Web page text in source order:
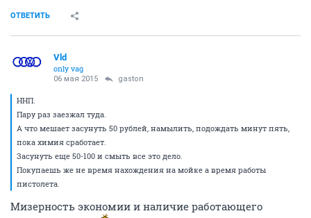
ОТВЕТИТЬ
Vld
only vag
06 мая 2015 gaston
ННП.
Пару раз заезжал туда.
А что мешает засунуть 50 рублей, намылить, подождать минут пять,
пока химия сработает.
Засунуть еще 50-100 и смыть все это дело.
Покупаешь же не время нахождения на мойке а время работы
пистолета.
Мизерность экономии и наличие работающего